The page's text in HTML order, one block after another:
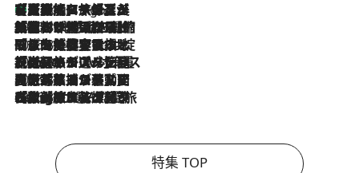
7 Hours Ago
【厳選旅コスメ】「多機能アイテムがメイン！」旅好き美容エディターが選んだ夏旅ベストコスメを発表【Mサイズジップ】
2026.8.6
「荷物が増えるほど旅ストレスは増す」美容ジャーナリストがたどり着いた最終結論。“化粧品を劇的に減らす”感動の凝縮美容とは
2026.8.6
「旅先には金髪ウィッグを持参」日本と同じメイクでは損してる!? 美容ジャーナリストが提案する“掟破りの旅美容”とは
2026.8.6
【厳選旅コスメ】「身軽さ＆UV対策重視！」ヘアアーティストshucoが選んだ夏旅ベストコスメを発表【Mサイズジップ】
2026.8.5
【厳選旅コスメ】国内をあちこち移動する河井菜摘が選んだ夏旅ベストコスメ発表！「リラックスアイテムはマスト」【Mサイズジップ】
2026.8.4
【厳選旅コスメ】「紫外線＆乾燥対策しながらメイク感も！」ヘア＆メイクGeorgeが選んだ夏旅ベストコスメを発表！【Mサイズジップ】
特集 TOP